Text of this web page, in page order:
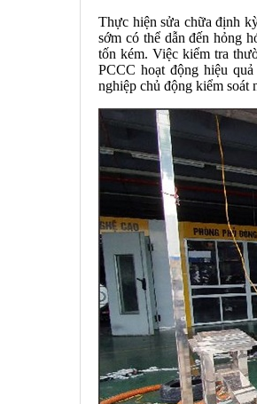
Thực hiện sửa chữa định
sớm có thể dẫn đến hỏng
tốn kém. Việc kiểm tra
PCCC hoạt động hiệu
nghiệp chủ động kiểm soát